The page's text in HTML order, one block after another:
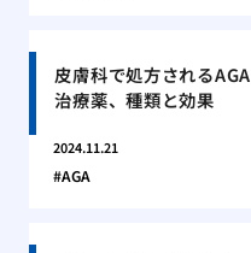
皮膚科で処方されるAGA
治療薬、種類と効果
2024.11.21
AGA